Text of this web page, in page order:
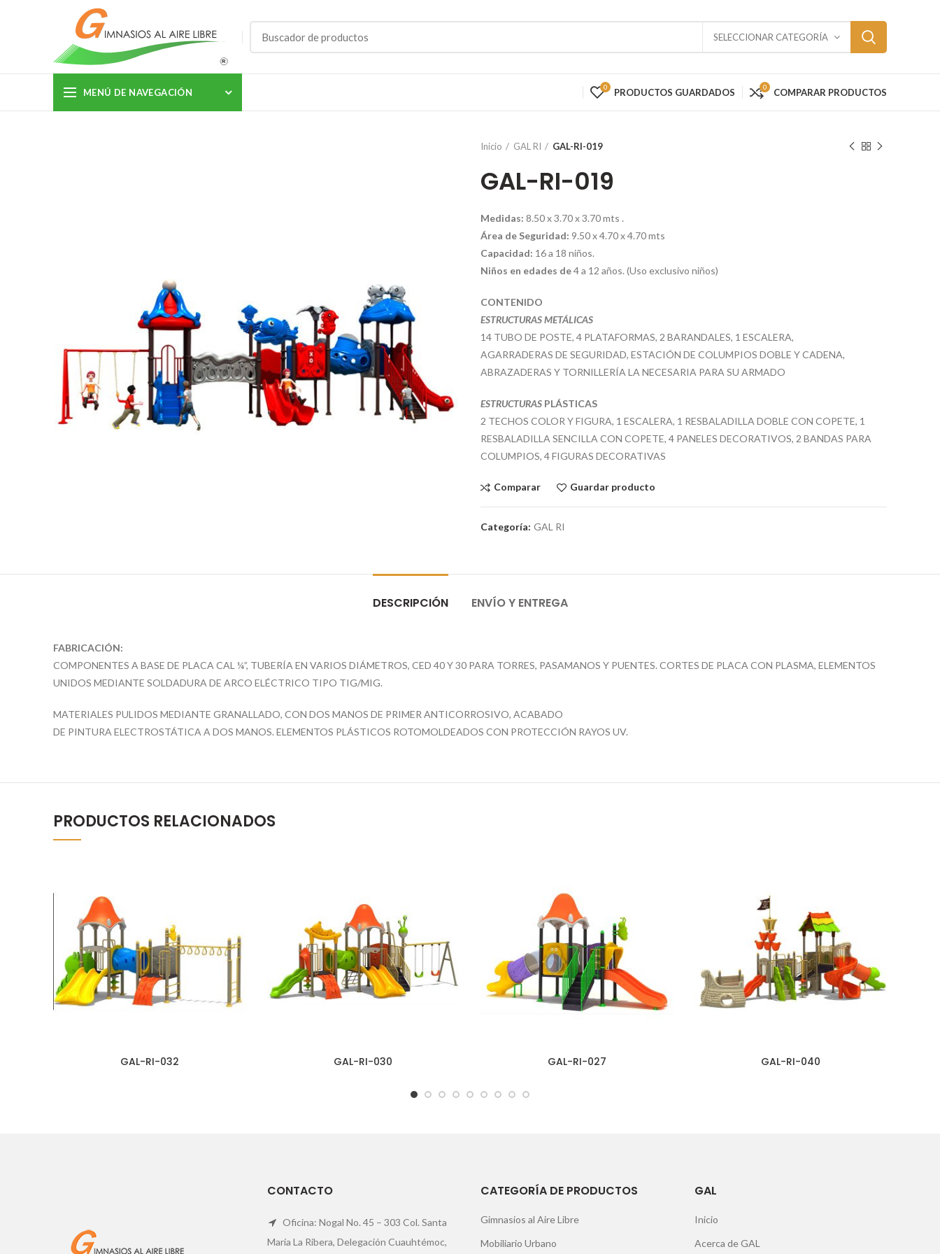
SELECCIONAR CATEGORÍA
MENÚ DE NAVEGACIÓN 0 PRODUCTOS GUARDADOS 0 COMPARAR PRODUCTOS
Inicio GAL RI GAL-RI-019
GAL-RI-019
Medidas: 8.50 x 3.70 x 3.70 mts .
Área de Seguridad: 9.50 x 4.70 x 4.70 mts
Capacidad: 16 a 18 niños.
Niños en edades de4 a 12 años. (Uso exclusivo niños)
CONTENIDO
ESTRUCTURAS METÁLICAS
14 TUBO DE POSTE, 4 PLATAFORMAS, 2 BARANDALES, 1 ESCALERA,
AGARRADERAS DE SEGURIDAD, ESTACIÓN DE COLUMPIOS DOBLE Y CADENA,
ABRAZADERAS Y TORNILLERÍA LA NECESARIA PARA SU ARMADO
ESTRUCTURAS PLÁSTICAS
2 TECHOS COLOR Y FIGURA, 1 ESCALERA, 1 RESBALADILLA DOBLE CON COPETE, 1
RESBALADILLA SENCILLA CON COPETE, 4 PANELES DECORATIVOS, 2 BANDAS PARA
COLUMPIOS, 4 FIGURAS DECORATIVAS
Comparar Guardar producto
Categoría: GAL RI
DESCRIPCIÓN ENVÍO Y ENTREGA
FABRICACIÓN:
COMPONENTES A BASE DE PLACA CAL ¼”, TUBERÍA EN VARIOS DIÁMETROS, CED 40 Y 30 PARA TORRES, PASAMANOS Y PUENTES. CORTES DE PLACA CON PLASMA, ELEMENTOS
UNIDOS MEDIANTE SOLDADURA DE ARCO ELÉCTRICO TIPO TIG/MIG.
MATERIALES PULIDOS MEDIANTE GRANALLADO, CON DOS MANOS DE PRIMER ANTICORROSIVO, ACABADO
DE PINTURA ELECTROSTÁTICA A DOS MANOS. ELEMENTOS PLÁSTICOS ROTOMOLDEADOS CON PROTECCIÓN RAYOS UV.
PRODUCTOS RELACIONADOS
GAL-RI-032 GAL-RI-030 GAL-RI-027 GAL-RI-040
CONTACTO
Oficina: Nogal No. 45 – 303 Col. Santa
María La Ribera, Delegación Cuauhtémoc,
CATEGORÍA DE PRODUCTOS
Gimnasios al Aire Libre
Mobiliario Urbano
GAL
Inicio
Acerca de GAL